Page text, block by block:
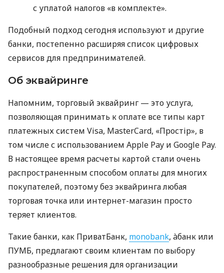
с уплатой налогов «в комплекте».
Подобный подход сегодня используют и другие
банки, постепенно расширяя список цифровых
сервисов для предпринимателей.
Об эквайринге
Напомним, торговый эквайринг — это услуга,
позволяющая принимать к оплате все типы карт
платежных систем Visa, MasterCard, «Простір», в
том числе с использованием Apple Pay и Google Pay.
В настоящее время расчеты картой стали очень
распространенным способом оплаты для многих
покупателей, поэтому без эквайринга любая
торговая точка или интернет-магазин просто
теряет клиентов.
Такие банки, как ПриватБанк, monobank, àбанк или
ПУМБ, предлагают своим клиентам по выбору
разнообразные решения для организации